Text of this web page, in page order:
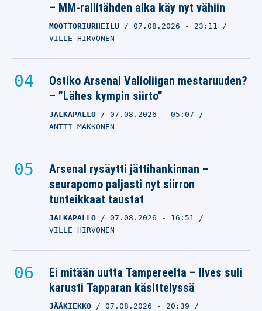
– MM-rallitähden aika käy nyt vähiin
MOOTTORIURHEILU 07.08.2026 - 23:11
VILLE HIRVONEN
Ostiko Arsenal Valioliigan mestaruuden?
– ”Lähes kympin siirto”
JALKAPALLO 07.08.2026 - 05:07
ANTTI MAKKONEN
Arsenal rysäytti jättihankinnan –
seurapomo paljasti nyt siirron
tunteikkaat taustat
JALKAPALLO 07.08.2026 - 16:51
VILLE HIRVONEN
Ei mitään uutta Tampereelta – Ilves suli
karusti Tapparan käsittelyssä
JÄÄKIEKKO 07.08.2026 - 20:39